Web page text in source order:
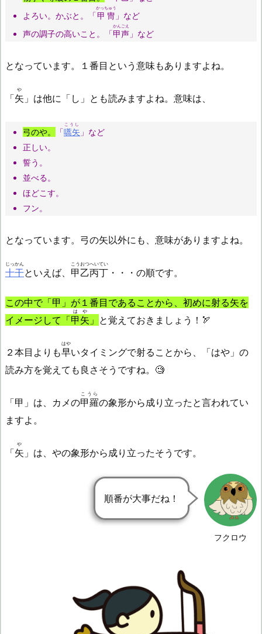
よろい。かぶと。「甲冑
かっちゅう
」など
声の調子の高いこと。「甲声
かんごえ
」など
となっています。１番目という意味もありますよね。
「矢
や
」は他に「し」とも読みますよね。意味は、
弓のや。 「嚆矢
こうし
」など
正しい。
誓う。
並べる。
ほどこす。
フン。
となっています。弓の矢以外にも、意味がありますよね。
十干
じっかん
といえば、 甲乙丙丁
こうおつへいてい
・・・の順です。
この中で「甲」が１番目であることから、初めに射る矢を
イメージして「甲矢
はや
」 と覚えておきましょう！🏹
２本目よりも早
はや
いタイミングで射ることから、「はや」の
読み方を覚えても良さそうですね。🧐
「甲」は、カメの甲羅
こうら
の象形から成り立ったと言われてい
ますよ。
「矢
や
」は、やの象形から成り立ったそうです。
フクロウ
順番が大事だね！